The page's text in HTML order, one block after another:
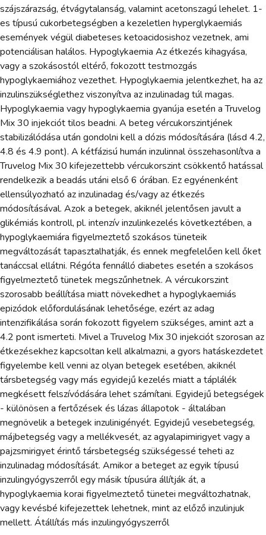
szájszárazság, étvágytalanság, valamint acetonszagú lehelet. 1-
es típusú cukorbetegségben a kezeletlen hyperglykaemiás
események végül diabeteses ketoacidosishoz vezetnek, ami
potenciálisan halálos. Hypoglykaemia Az étkezés kihagyása,
vagy a szokásostól eltérő, fokozott testmozgás
hypoglykaemiához vezethet. Hypoglykaemia jelentkezhet, ha az
inzulinszükséglethez viszonyítva az inzulinadag túl magas.
Hypoglykaemia vagy hypoglykaemia gyanúja esetén a Truvelog
Mix 30 injekciót tilos beadni. A beteg vércukorszintjének
stabilizálódása után gondolni kell a dózis módosítására (lásd 4.2,
4.8 és 4.9 pont). A kétfázisú humán inzulinnal összehasonlítva a
Truvelog Mix 30 kifejezettebb vércukorszint csökkentő hatással
rendelkezik a beadás utáni első 6 órában. Ez egyénenként
ellensúlyozható az inzulinadag és/vagy az étkezés
módosításával. Azok a betegek, akiknél jelentősen javult a
glikémiás kontroll, pl. intenzív inzulinkezelés következtében, a
hypoglykaemiára figyelmeztető szokásos tüneteik
megváltozását tapasztalhatják, és ennek megfelelően kell őket
tanáccsal ellátni. Régóta fennálló diabetes esetén a szokásos
figyelmeztető tünetek megszűnhetnek. A vércukorszint
szorosabb beállítása miatt növekedhet a hypoglykaemiás
epizódok előfordulásának lehetősége, ezért az adag
intenzifikálása során fokozott figyelem szükséges, amint azt a
4.2 pont ismerteti. Mivel a Truvelog Mix 30 injekciót szorosan az
étkezésekhez kapcsoltan kell alkalmazni, a gyors hatáskezdetet
figyelembe kell venni az olyan betegek esetében, akiknél
társbetegség vagy más egyidejű kezelés miatt a táplálék
megkésett felszívódására lehet számítani. Egyidejű betegségek
- különösen a fertőzések és lázas állapotok - általában
megnövelik a betegek inzulinigényét. Egyidejű vesebetegség,
májbetegség vagy a mellékvesét, az agyalapimirigyet vagy a
pajzsmirigyet érintő társbetegség szükségessé teheti az
inzulinadag módosítását. Amikor a beteget az egyik típusú
inzulingyógyszerről egy másik típusúra állítják át, a
hypoglykaemia korai figyelmeztető tünetei megváltozhatnak,
vagy kevésbé kifejezettek lehetnek, mint az előző inzulinjuk
mellett. Átállítás más inzulingyógyszerről